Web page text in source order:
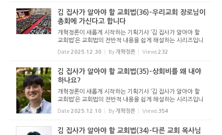
김 집사가 알아야 할 교회법(36)-우리교회 장로님이
총회에 가신다고 합니다
개혁정론이 새롭게 시작하는 기획기사 ‘김 집사가 알아야 할
교회법’은 교회법의 전반적 내용을 쉽게 해설하는 시리즈입니
다. 기독교보와 함께 진행하는 시리즈로서 여기에 싣는 것은
기독교보의 허락을 받았습니다. 글 내용은 기독교보에 실린
Date 2025.12.30 By 개혁정론 Views232
김 집사가 알아야 할 교회법(35)-상회비를 왜 내야
하나요?
개혁정론이 새롭게 시작하는 기획기사 ‘김 집사가 알아야 할
교회법’은 교회법의 전반적 내용을 쉽게 해설하는 시리즈입니
다. 기독교보와 함께 진행하는 시리즈로서 여기에 싣는 것은
기독교보의 허락을 받았습니다. 글 내용은 기독교보에 실린
Date 2025.12.10 By 개혁정론 Views 354
김 집사가 알아야 할 교회법(34)-다른 교회 목사님